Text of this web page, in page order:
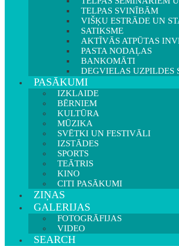
TELPAS SVINĪBĀM
VIŠĶU ESTRĀDE UN
SATIKSME
AKTĪVĀS ATPŪTAS
PASTA NODAĻAS
BANKOMĀTI
DEGVIELAS UZPILDES
PASĀKUMI
IZKLAIDE
BĒRNIEM
KULTŪRA
MŪZIKA
SVĒTKI UN FESTIVĀLI
IZSTĀDES
SPORTS
TEĀTRIS
KINO
CITI PASĀKUMI
ZIŅAS
GALERIJAS
FOTOGRĀFIJAS
VIDEO
SEARCH